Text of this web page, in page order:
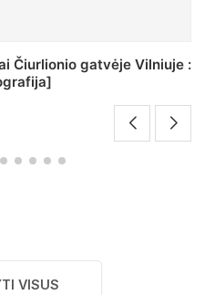
J. Pilsudskio kolegija :
VISUS